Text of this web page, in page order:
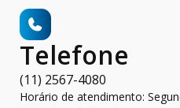
Telefone
(11) 2567-4080
Horário de atendimento: